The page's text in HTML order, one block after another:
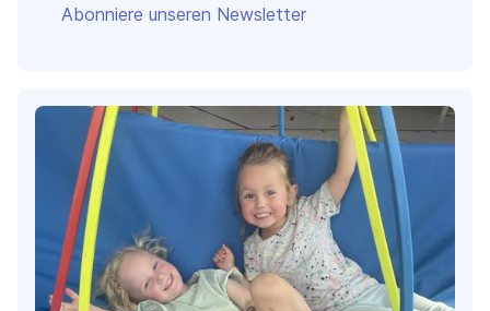
Abonniere unseren Newsletter